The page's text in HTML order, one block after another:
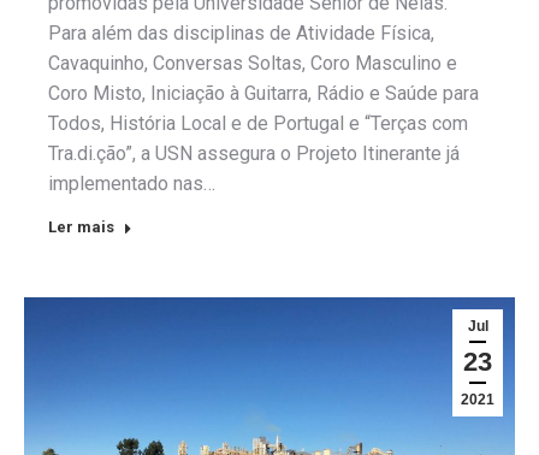
Para além das disciplinas de Atividade Física,
Cavaquinho, Conversas Soltas, Coro Masculino e
Coro Misto, Iniciação à Guitarra, Rádio e Saúde para
Todos, História Local e de Portugal e “Terças com
Tra.di.ção”, a USN assegura o Projeto Itinerante já
implementado nas…
Ler mais
Jul
23
2021